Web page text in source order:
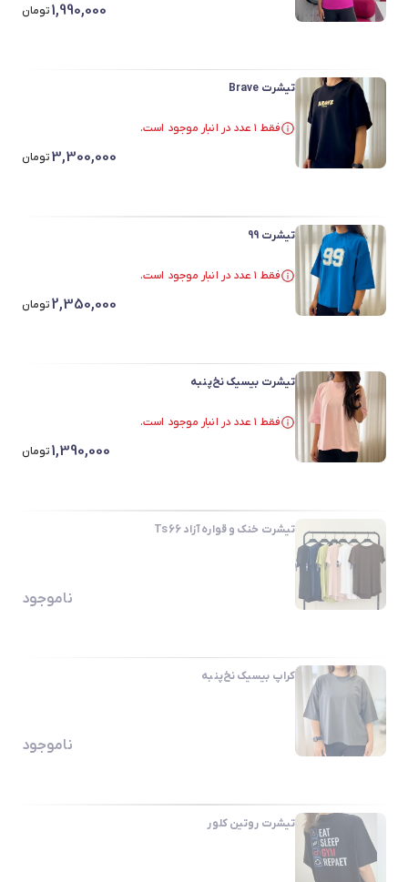
1,990,000تومان
تیشرت Brave
فقط ۱ عدد در انبار موجود است.
3,300,000تومان
تیشرت 99
فقط ۱ عدد در انبار موجود است.
2,350,000تومان
تیشرت بیسیک نخ‌پنبه
فقط ۱ عدد در انبار موجود است.
1,390,000تومان
تیشرت خنک و قواره آزاد Ts66
ناموجود
کراپ بیسیک نخ‌پنبه
ناموجود
تیشرت روتین کلور